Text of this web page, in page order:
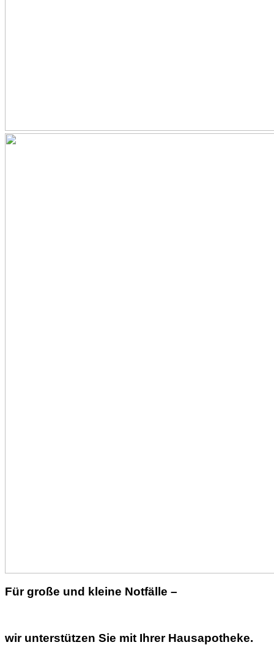
Für große und kleine Notfälle –
wir unterstützen Sie mit Ihrer Hausapotheke.